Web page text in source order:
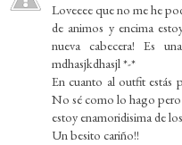
Loveeee que no me he
de animos y encima
nueva cabecera! Es
mdhasjkdhasjl *-*
En cuanto al outfit estás
No sé como lo hago pero
estoy enamoridisima de
Un besito cariño!!